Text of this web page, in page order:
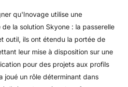
qu'Inovage utilise une
la solution Skyone : la passerelle
outil, ils ont étendu la portée de
leur mise à disposition sur une
pour des projets aux profils
joué un rôle déterminant dans